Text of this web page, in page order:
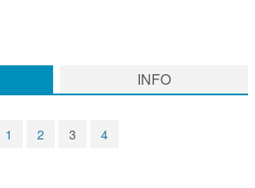
INFO
1 2 3 4